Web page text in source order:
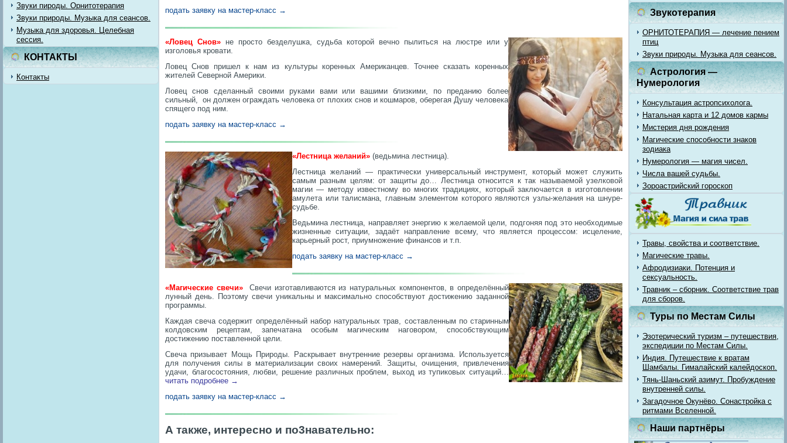
Звуки пироды. Орнитотерапия
Звуки природы. Музыка для сеансов.
Музыка для здоровья. Целебная
сессия.
КОНТАКТЫ
Контакты
подать заявку на мастер-класс →
«Ловец Снов» не просто безделушка, судьба которой вечно пылиться на люстре или у
изголовья кровати.
Ловец Снов пришел к нам из культуры коренных Американцев. Точнее сказать коренных
жителей Северной Америки.
Ловец снов сделанный своими руками вами или вашими близкими, по преданию более
сильный, он должен ограждать человека от плохих снов и кошмаров, оберегая Душу человека
спящего под ним.
подать заявку на мастер-класс →
«Лестница желаний» (ведьмина лестница).
Лестница желаний — практически универсальный инструмент, который может служить
самым разным целям: от защиты до… Лестница относится к так называемой узелковой
магии — методу известному во многих традициях, который заключается в изготовлении
амулета или талисмана, главным элементом которого являются узлы-желания на шнуре-
судьбе.
Ведьмина лестница, направляет энергию к желаемой цели, подгоняя под это необходимые
жизненные ситуации, задаёт направление всему, что является процессом: исцеление,
карьерный рост, приумножение финансов и т.п.
подать заявку на мастер-класс →
«Магические свечи»Свечи изготавливаются из натуральных компонентов, в определённый
лунный день. Поэтому свечи уникальны и максимально способствуют достижению заданной
программы.
Каждая свеча содержит определённый набор натуральных трав, составленным по старинным
колдовским рецептам, запечатана особым магическим наговором, способствующим
достижению поставленной цели.
Свеча призывает Мощь Природы. Раскрывает внутренние резервы организма. Используется
для получения силы в материализации своих намерений. Защиты, очищения, привлечения
удачи, благосостояния, любви, решение различных проблем, выход из тупиковых ситуаций…
читать подробнее →
подать заявку на мастер-класс →
А также, интересно и по3навательно:
Звукотерапия
ОРНИТОТЕРАПИЯ — лечение пением
птиц
Звуки природы. Музыка для сеансов.
Астрология —
Нумерология
Консультация астропсихолога.
Натальная карта и 12 домов кармы
Мистерия дня рождения
Магические способности знаков
зодиака
Нумерология — магия чисел.
Числа вашей судьбы.
Зороастрийский гороскоп
Травы, свойства и соответствие.
Магические травы.
Афродизиаки. Потенция и
сексуальность.
Травник – сборник. Соответствие трав
для сборов.
Туры по Местам Силы
Эзотерический туризм – путешествия,
экспедиции по Местам Силы.
Индия. Путешествие к вратам
Шамбалы. Гималайский калейдоскоп.
Тянь-Шаньский азимут. Пробуждение
внутренней силы.
Загадочное Окунёво. Сонастройка с
ритмами Вселенной.
Наши партнёры